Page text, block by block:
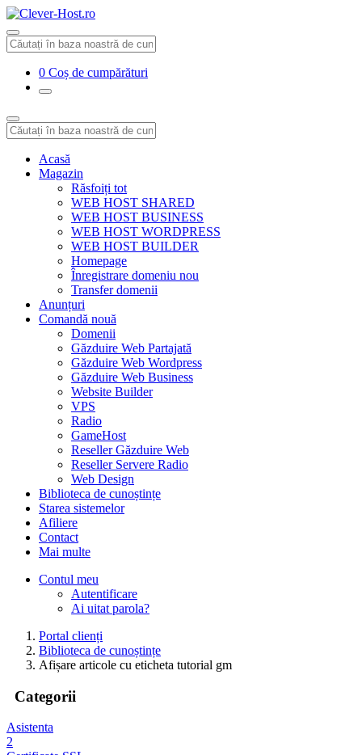
0 Coș de cumpărături
Acasă
Magazin
Răsfoiți tot
WEB HOST SHARED
WEB HOST BUSINESS
WEB HOST WORDPRESS
WEB HOST BUILDER
Homepage
Înregistrare domeniu nou
Transfer domenii
Anunțuri
Comandă nouă
Domenii
Găzduire Web Partajată
Găzduire Web Wordpress
Găzduire Web Business
Website Builder
VPS
Radio
GameHost
Reseller Găzduire Web
Reseller Servere Radio
Web Design
Biblioteca de cunoștințe
Starea sistemelor
Afiliere
Contact
Mai multe
Contul meu
Autentificare
Ai uitat parola?
Portal clienți
Biblioteca de cunoștințe
Afișare articole cu eticheta tutorial gm
Categorii
Asistenta
2